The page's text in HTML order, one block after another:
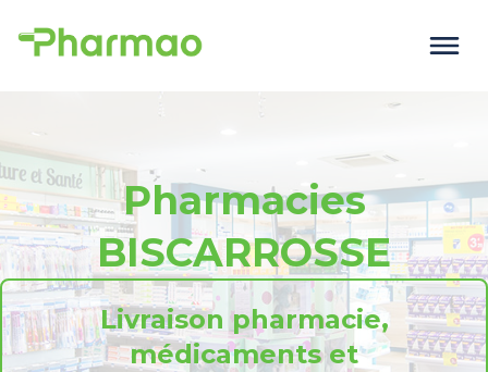
Pharmacies
BISCARROSSE
Livraison pharmacie,
médicaments et